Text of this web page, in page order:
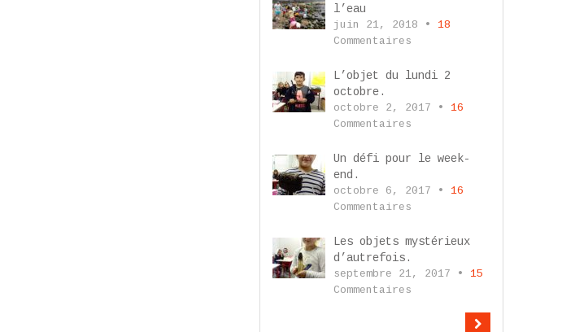
l’eau
juin 21, 2018 • 18
Commentaires
L’objet du lundi 2
octobre.
octobre 2, 2017 • 16
Commentaires
Un défi pour le week-
end.
octobre 6, 2017 • 16
Commentaires
Les objets mystérieux
d’autrefois.
septembre 21, 2017 • 15
Commentaires